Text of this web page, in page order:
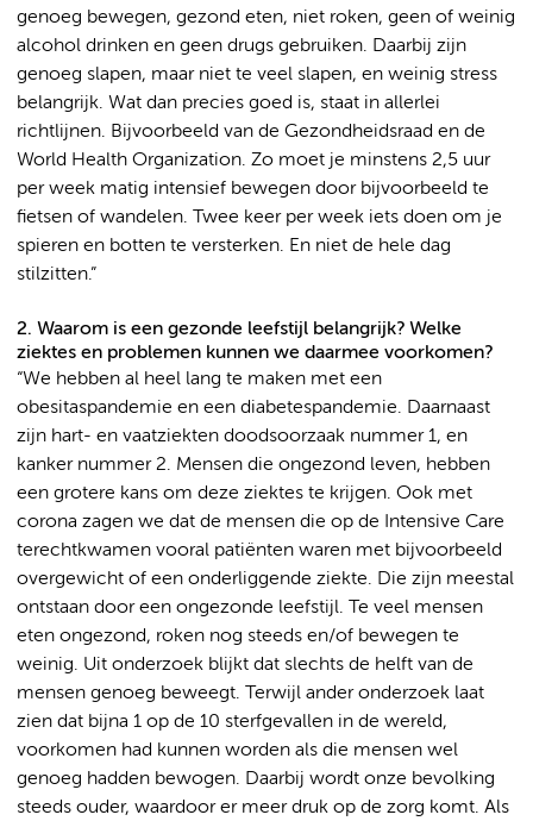
genoeg bewegen, gezond eten, niet roken, geen of weinig
alcohol drinken en geen drugs gebruiken. Daarbij zijn
genoeg slapen, maar niet te veel slapen, en weinig stress
belangrijk. Wat dan precies goed is, staat in allerlei
richtlijnen. Bijvoorbeeld van de Gezondheidsraad en de
World Health Organization. Zo moet je minstens 2,5 uur
per week matig intensief bewegen door bijvoorbeeld te
fietsen of wandelen. Twee keer per week iets doen om je
spieren en botten te versterken. En niet de hele dag
stilzitten.”
2. Waarom is een gezonde leefstijl belangrijk? Welke
ziektes en problemen kunnen we daarmee voorkomen?
“We hebben al heel lang te maken met een
obesitaspandemie en een diabetespandemie. Daarnaast
zijn hart- en vaatziekten doodsoorzaak nummer 1, en
kanker nummer 2. Mensen die ongezond leven, hebben
een grotere kans om deze ziektes te krijgen. Ook met
corona zagen we dat de mensen die op de Intensive Care
terechtkwamen vooral patiënten waren met bijvoorbeeld
overgewicht of een onderliggende ziekte. Die zijn meestal
ontstaan door een ongezonde leefstijl. Te veel mensen
eten ongezond, roken nog steeds en/of bewegen te
weinig. Uit onderzoek blijkt dat slechts de helft van de
mensen genoeg beweegt. Terwijl ander onderzoek laat
zien dat bijna 1 op de 10 sterfgevallen in de wereld,
voorkomen had kunnen worden als die mensen wel
genoeg hadden bewogen. Daarbij wordt onze bevolking
steeds ouder, waardoor er meer druk op de zorg komt. Als